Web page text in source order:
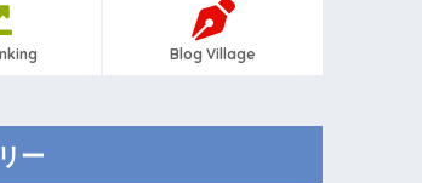
Blog Village
ー